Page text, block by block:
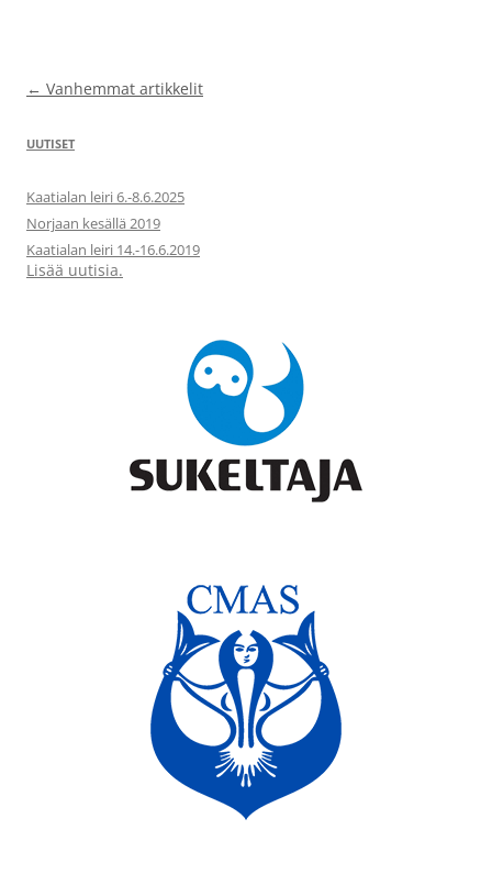
Artikkelien
← Vanhemmat artikkelit
UUTISET
Kaatialan leiri 6.-8.6.2025
Norjaan kesällä 2019
Kaatialan leiri 14.-16.6.2019
Lisää uutisia.